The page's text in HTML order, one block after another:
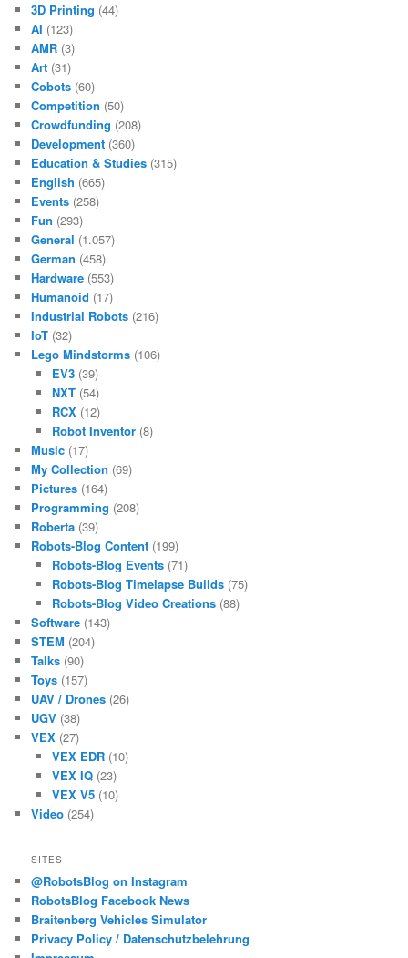
3D Printing (44)
AI (123)
AMR (3)
Art (31)
Cobots (60)
Competition (50)
Crowdfunding (208)
Development (360)
Education & Studies (315)
English (665)
Events (258)
Fun (293)
General (1.057)
German (458)
Hardware (553)
Humanoid (17)
Industrial Robots (216)
IoT (32)
Lego Mindstorms (106)
EV3(39)
NXT(54)
RCX(12)
Robot Inventor(8)
Music (17)
My Collection (69)
Pictures (164)
Programming (208)
Roberta (39)
Robots-Blog Content (199)
Robots-Blog Events(71)
Robots-Blog Timelapse Builds(75)
Robots-Blog Video Creations(88)
Software (143)
STEM (204)
Talks (90)
Toys (157)
UAV / Drones (26)
UGV (38)
VEX (27)
VEX EDR(10)
VEX IQ(23)
VEX V5(10)
Video (254)
SITES
@RobotsBlog on Instagram
RobotsBlog Facebook News
Braitenberg Vehicles Simulator
Privacy Policy / Datenschutzbelehrung